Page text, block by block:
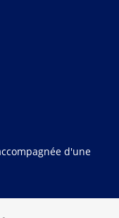
d'une